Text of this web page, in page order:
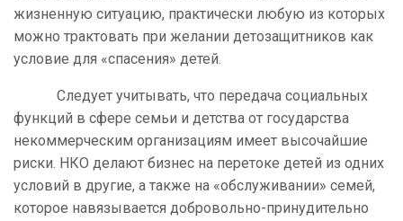
жизненную ситуацию, практически любую из которых
можно трактовать при желании детозащитников как
условие для «спасения» детей.
Следует учитывать, что передача социальных
функций в сфере семьи и детства от государства
некоммерческим организациям имеет высочайшие
риски. НКО делают бизнес на перетоке детей из одних
условий в другие, а также на «обслуживании» семей,
которое навязывается добровольно-принудительно